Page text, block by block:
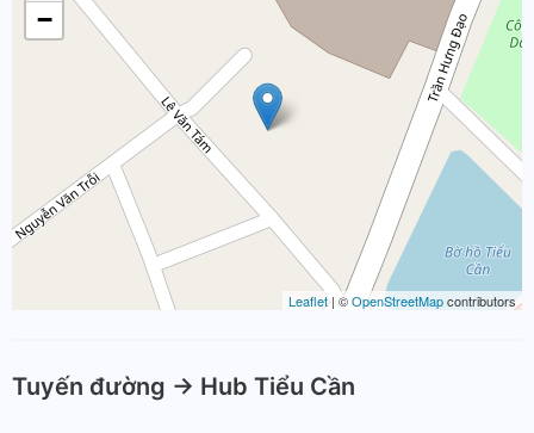
−
Leaflet| ©OpenStreetMapcontributors
Tuyến đường -> Hub Tiểu Cần